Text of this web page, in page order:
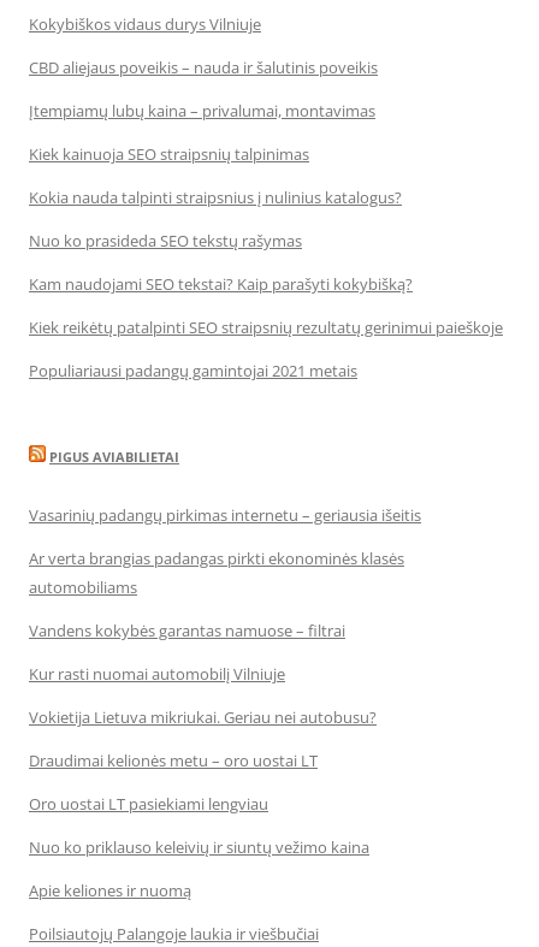
Kokybiškos vidaus durys Vilniuje
CBD aliejaus poveikis – nauda ir šalutinis poveikis
Įtempiamų lubų kaina – privalumai, montavimas
Kiek kainuoja SEO straipsnių talpinimas
Kokia nauda talpinti straipsnius į nulinius katalogus?
Nuo ko prasideda SEO tekstų rašymas
Kam naudojami SEO tekstai? Kaip parašyti kokybišką?
Kiek reikėtų patalpinti SEO straipsnių rezultatų gerinimui paieškoje
Populiariausi padangų gamintojai 2021 metais
PIGUS AVIABILIETAI
Vasarinių padangų pirkimas internetu – geriausia išeitis
Ar verta brangias padangas pirkti ekonominės klasės
automobiliams
Vandens kokybės garantas namuose – filtrai
Kur rasti nuomai automobilį Vilniuje
Vokietija Lietuva mikriukai. Geriau nei autobusu?
Draudimai kelionės metu – oro uostai LT
Oro uostai LT pasiekiami lengviau
Nuo ko priklauso keleivių ir siuntų vežimo kaina
Apie keliones ir nuomą
Poilsiautojų Palangoje laukia ir viešbučiai